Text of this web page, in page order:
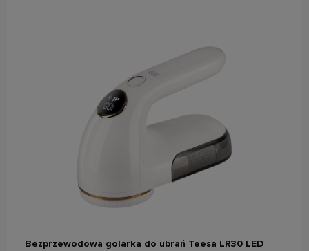
Bezprzewodowa golarka do ubrań Teesa LR30 LED
do koszyka